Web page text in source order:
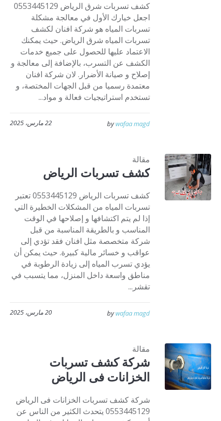
كشف تسربات شرق الرياض 0553445129
اجعل خيارك الأول في معالجة مشكلة
تسربات المياه هو شركة افنان لكشف
تسربات المياه شرق الرياض. حيث يمكنك
الاعتماد عليها للحصول على جميع خدمات
الكشف عن التسرب، بالإضافة إلى معالجة و
إصلاح و صيانة الأضرار. لان شركة افنان
معتمدة رسميا من قبل الجهات المختصة، و
تستخدم استراتيجيات فعالة و مواد...
22 مارس، 2025 bywafaa magd
مقالة
كشف تسربات الرياض
كشف تسربات الرياض 0553445129 تعتبر
تسربات المياه من المشكلات الخطيرة التي
إذا لم يتم اكتشافها و إصلاحها في الوقت
المناسب و بالطريقة المناسبة من قبل
شركة متخصصة مثل افنان فقد تؤدي إلى
عواقب و خسائر مالية كبيرة. حيث يمكن أن
يؤدي تسرب المياه إلى زيادة الرطوبة في
مناطق واسعة داخل المنزل، مما يتسبب في
تقشر...
20 مارس، 2025 bywafaa magd
مقالة
شركة كشف تسربات
الخزانات فى الرياض
شركة كشف تسربات الخزانات فى الرياض
0553445129 يتحدث الكثير من الناس عن